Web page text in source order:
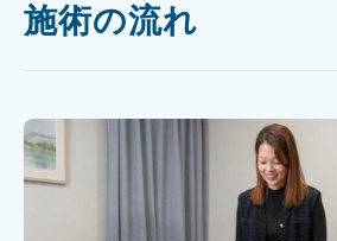
施術の流れ